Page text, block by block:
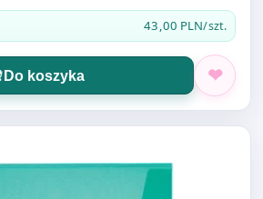
43,00 PLN/szt.
Do koszyka
z gumką A5 CENTRUM 80014